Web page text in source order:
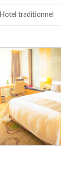
Hotel traditionnel